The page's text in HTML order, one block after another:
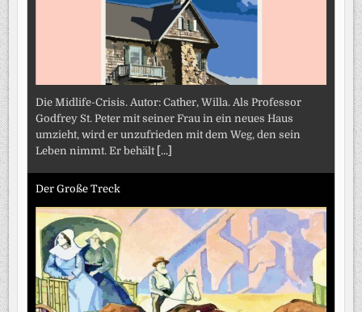
Die Midlife-Crisis. Autor: Cather, Willa. Als Professor
Godfrey St. Peter mit seiner Frau in ein neues Haus
umzieht, wird er unzufrieden mit dem Weg, den sein
Leben nimmt. Er behält [...]
Der Große Treck